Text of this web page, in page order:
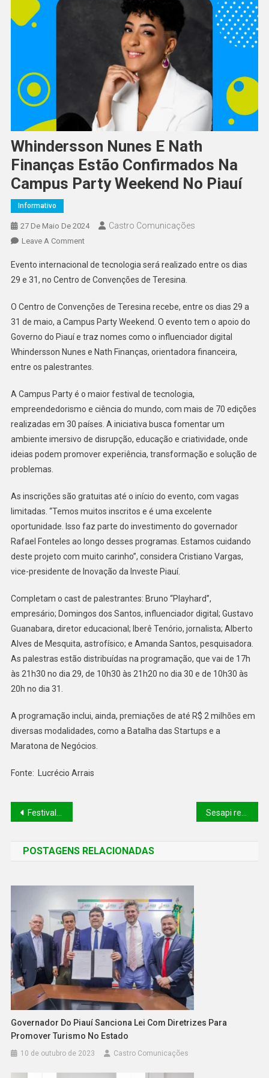
Whindersson Nunes E Nath
Finanças Estão Confirmados Na
Campus Party Weekend No Piauí
Informativo
27 De Maio De 2024 Castro Comunicações
Leave A Comment
Evento internacional de tecnologia será realizado entre os dias
29 e 31, no Centro de Convenções de Teresina.
O Centro de Convenções de Teresina recebe, entre os dias 29 a
31 de maio, a Campus Party Weekend. O evento tem o apoio do
Governo do Piauí e traz nomes como o influenciador digital
Whindersson Nunes e Nath Finanças, orientadora financeira,
entre os palestrantes.
A Campus Party é o maior festival de tecnologia,
empreendedorismo e ciência do mundo, com mais de 70 edições
realizadas em 30 países. A iniciativa busca fomentar um
ambiente imersivo de disrupção, educação e criatividade, onde
ideias podem promover experiência, transformação e solução de
problemas.
As inscrições são gratuitas até o início do evento, com vagas
limitadas. “Temos muitos inscritos e é uma excelente
oportunidade. Isso faz parte do investimento do governador
Rafael Fonteles ao longo desses programas. Estamos cuidando
deste projeto com muito carinho”, considera Cristiano Vargas,
vice-presidente de Inovação da Investe Piauí.
Completam o cast de palestrantes: Bruno “Playhard”,
empresário; Domingos dos Santos, influenciador digital; Gustavo
Guanabara, diretor educacional; Iberê Tenório, jornalista; Alberto
Alves de Mesquita, astrofísico; e Amanda Santos, pesquisadora.
As palestras estão distribuídas na programação, que vai de 17h
às 21h30 no dia 29, de 10h30 às 21h20 no dia 30 e de 10h30 às
20h no dia 31.
A programação inclui, ainda, premiações de até R$ 2 milhões em
diversas modalidades, como a Batalha das Startups e a
Maratona de Negócios.
Fonte: Lucrécio Arrais
Festival de Inverno terá ações educativas e Centro Integrado de Segurança
POSTAGENS RELACIONADAS
Governador Do Piauí Sanciona Lei Com Diretrizes Para
Promover Turismo No Estado
10 de outubro de 2023 Castro Comunicações